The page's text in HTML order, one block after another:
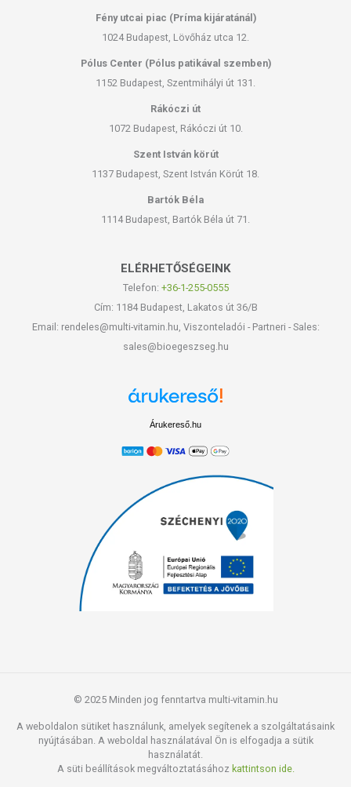
Fény utcai piac (Príma kijáratánál)
1024 Budapest, Lövőház utca 12.
Pólus Center (Pólus patikával szemben)
1152 Budapest, Szentmihályi út 131.
Rákóczi út
1072 Budapest, Rákóczi út 10.
Szent István körút
1137 Budapest, Szent István Körút 18.
Bartók Béla
1114 Budapest, Bartók Béla út 71.
ELÉRHETŐSÉGEINK
Telefon: +36-1-255-0555
Cím: 1184 Budapest, Lakatos út 36/B
Email: rendeles@multi-vitamin.hu, Viszonteladói - Partneri - Sales:
sales@bioegeszseg.hu
Árukereső.hu
© 2025 Minden jog fenntartva multi-vitamin.hu
A weboldalon sütiket használunk, amelyek segítenek a szolgáltatásaink
nyújtásában. A weboldal használatával Ön is elfogadja a sütik
használatát.
A süti beállítások megváltoztatásához kattintson ide.